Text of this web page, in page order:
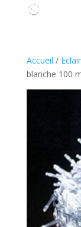
Accueil /
blanche 100